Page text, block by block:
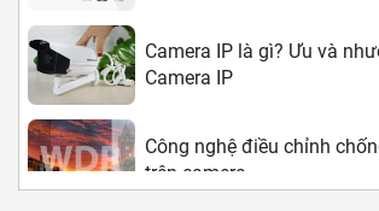
Camera IP là gì? Ưu và
Camera IP
Công nghệ điều chỉnh
trên camera